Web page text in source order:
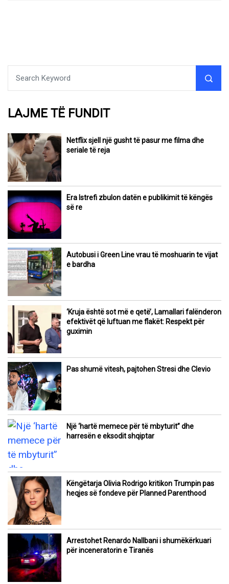
LAJME TË FUNDIT
Netflix sjell një gusht të pasur me filma dhe
seriale të reja
Era Istrefi zbulon datën e publikimit të këngës
së re
Autobusi i Green Line vrau të moshuarin te vijat
e bardha
‘Kruja është sot më e qetë’, Lamallari falënderon
efektivët që luftuan me flakët: Respekt për
guximin
Pas shumë vitesh, pajtohen Stresi dhe Clevio
Një ‘hartë memece për të mbyturit” dhe
harresën e eksodit shqiptar
Këngëtarja Olivia Rodrigo kritikon Trumpin pas
heqjes së fondeve për Planned Parenthood
Arrestohet Renardo Nallbani i shumëkërkuari
për inceneratorin e Tiranës